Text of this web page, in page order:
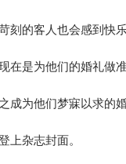
刻的客人也会感到快乐
在是为他们的婚礼做准
成为他们梦寐以求的婚
上杂志封面。